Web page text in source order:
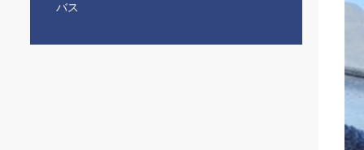
バス